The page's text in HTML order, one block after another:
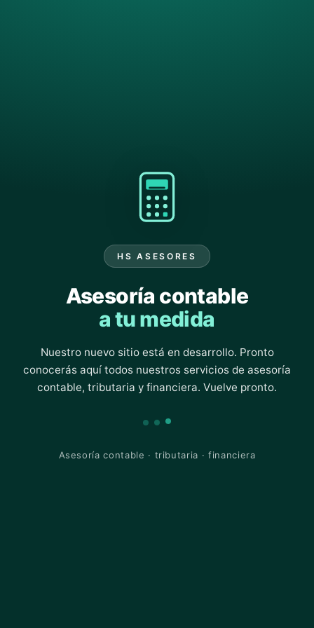
HS ASESORES
Asesoría contable
a tu medida
Nuestro nuevo sitio está en desarrollo. Pronto
conocerás aquí todos nuestros servicios de asesoría
contable, tributaria y financiera. Vuelve pronto.
Asesoría contable · tributaria · financiera